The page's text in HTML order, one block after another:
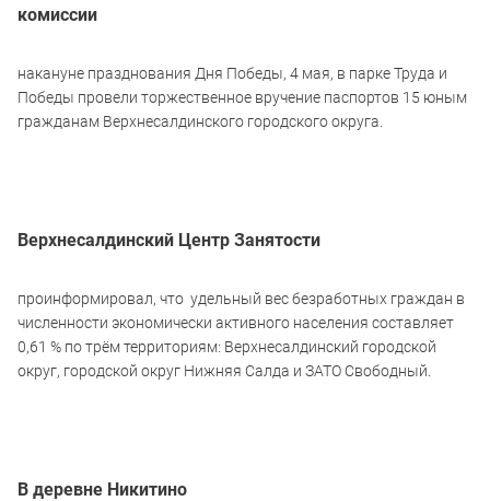
комиссии
накануне празднования Дня Победы, 4 мая, в парке Труда и
Победы провели торжественное вручение паспортов 15 юным
гражданам Верхнесалдинского городского округа.
Верхнесалдинский Центр Занятости
проинформировал, что удельный вес безработных граждан в
численности экономически активного населения составляет
0,61 % по трём территориям: Верхнесалдинский городской
округ, городской округ Нижняя Салда и ЗАТО Свободный.
В деревне Никитино